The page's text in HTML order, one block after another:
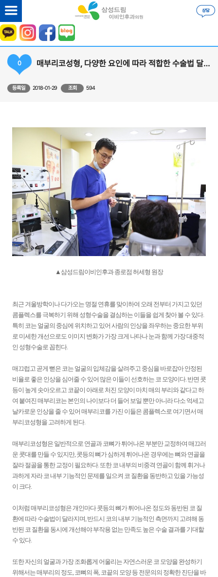
0 매부리코성형, 다양한 요인에 따라 적합한 수술법 달라져
등록일 2018-01-29 조회 594
▲삼성드림이비인후과 종로점 허세형 원장
최근 겨울방학이나 다가오는 명절 연휴를 맞이하여 오래 전부터 가지고 있던
콤플렉스를 극복하기 위해 성형수술을 결심하는 이들을 쉽게 찾아 볼 수 있다.
특히 코는 얼굴의 중심에 위치하고 있어 사람의 인상을 좌우하는 중요한 부위
로 미세한 개선으로도 이미지 변화가 가장 크게 나타나 눈과 함께 가장 대중적
인 성형수술로 꼽힌다.
매끄럽고 곧게 뻗은 코는 얼굴의 입체감을 살려주고 중심을 바로잡아 안정된
비율로 좋은 인상을 심어줄 수 있어 많은 이들이 선호하는 코 모양이다. 반면 콧
등이 높게 솟아오르고 코끝이 아래로 처진 모양이 마치 매의 부리와 같다고 하
여 붙여진 매부리코는 본인의 나이보다 더 들어 보일 뿐만 아니라 다소 억세고
날카로운 인상을 줄 수 있어 매부리코를 가진 이들은 콤플렉스로 여기면서 매
부리코성형을 고려하게 된다.
매부리코성형은 일반적으로 연골과 코뼈가 튀어나온 부분만 교정하여 매끄러
운 콧대를 만들 수 있지만, 콧등의 뼈가 심하게 튀어나온 경우에는 뼈와 연골을
잘라 절골을 통한 교정이 필요하다. 또한 코 내부의 비중격 연골이 함께 휘거나
과하게 자라 코 내부 기능적인 문제를 일으켜 코 질환을 동반하고 있을 가능성
이 크다.
이처럼 매부리코성형은 개인마다 콧등의 뼈가 튀어나온 정도와 동반된 코 질
환에 따라 수술법이 달라지며, 반드시 코의 내부 기능적인 측면까지 고려해 동
반된 코 질환을 동시에 개선해야 부작용 없는 만족도 높은 수술 결과를 기대할
수 있다.
또한 자신의 얼굴과 가장 조화롭게 어울리는 자연스러운 코 모양을 완성하기
위해서는 매부리의 정도, 코뼈의 폭, 코끝의 모양 등 전문의의 정확한 진단을 바